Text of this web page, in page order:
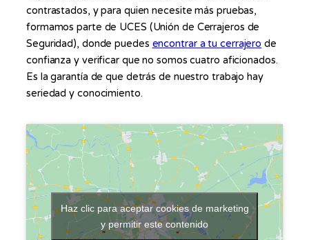
contrastados, y para quien necesite más pruebas,
formamos parte de UCES (Unión de Cerrajeros de
Seguridad), donde puedes encontrar a tu cerrajero de
confianza y verificar que no somos cuatro aficionados.
Es la garantía de que detrás de nuestro trabajo hay
seriedad y conocimiento.
Haz clic para aceptar cookies de marketing
y permitir este contenido